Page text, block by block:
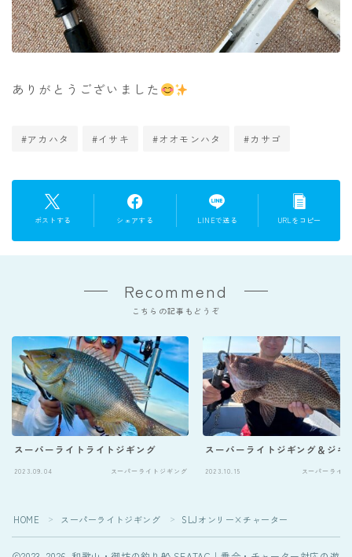
Follow Me
ありがとうございました
#アカハタ #イサキ #オオモンハタ #カサゴ
ポストする シェアする LINEで送る URLをコピー
Recommend
こちらの記事もどうぞ
スーパーライトライトジギング
2023.09.04 スーパーライトジギング
スーパーライトジギング＆ジギ
2023.10.15 スーパーライ
HOME ＞ スーパーライトジギング ＞ SLJオンリー×チャーター